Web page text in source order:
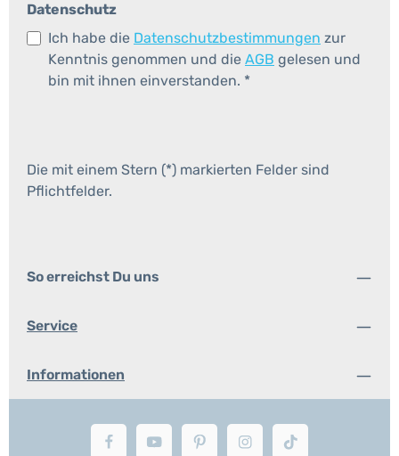
Datenschutz
Ich habe die Datenschutzbestimmungen zur
Kenntnis genommen und die AGB gelesen und
bin mit ihnen einverstanden. *
Die mit einem Stern (*) markierten Felder sind
Pflichtfelder.
So erreichst Du uns
Service
Informationen